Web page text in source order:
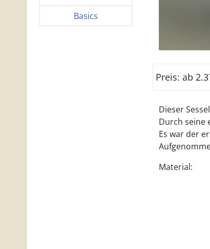
Basics
Preis: ab
Dieser
Durch seine
Es war der
Material: